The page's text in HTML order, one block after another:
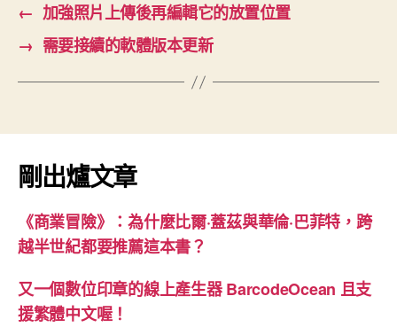
← 加強照片上傳後再編輯它的放置位置
→ 需要接續的軟體版本更新
剛出爐文章
《商業冒險》：為什麼比爾·蓋茲與華倫·巴菲特，跨
越半世紀都要推薦這本書？
又一個數位印章的線上產生器 BarcodeOcean 且支
援繁體中文喔！